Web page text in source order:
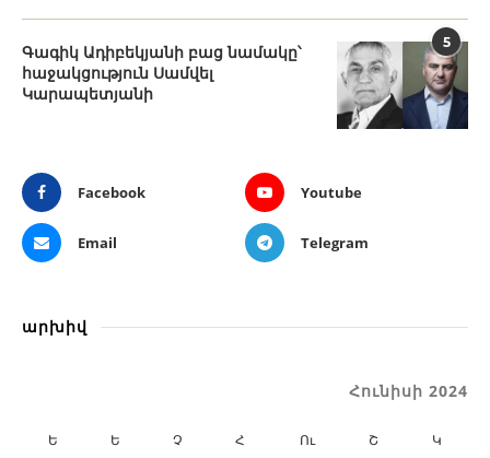
5
Գագիկ Ադիբեկյանի բաց նամակը՝
հաջակցություն Սամվել
Կարապետյանի
Facebook Youtube
Email Telegram
արխիվ
Հունիսի 2024
Ե Ե Չ Հ Ու Շ Կ